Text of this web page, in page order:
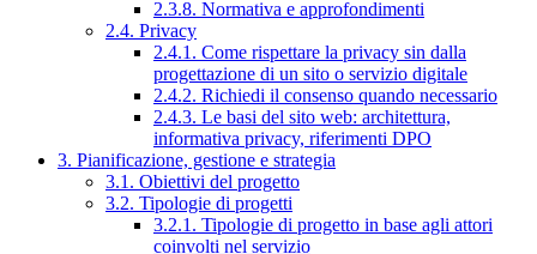
2.3.8. Normativa e approfondimenti
2.4. Privacy
2.4.1. Come rispettare la privacy sin dalla
progettazione di un sito o servizio digitale
2.4.2. Richiedi il consenso quando necessario
2.4.3. Le basi del sito web: architettura,
informativa privacy, riferimenti DPO
3. Pianificazione, gestione e strategia
3.1. Obiettivi del progetto
3.2. Tipologie di progetti
3.2.1. Tipologie di progetto in base agli attori
coinvolti nel servizio